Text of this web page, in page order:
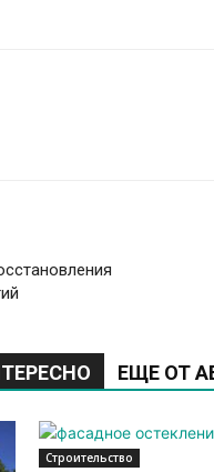
ЕЩЕ ОТ
Строительство